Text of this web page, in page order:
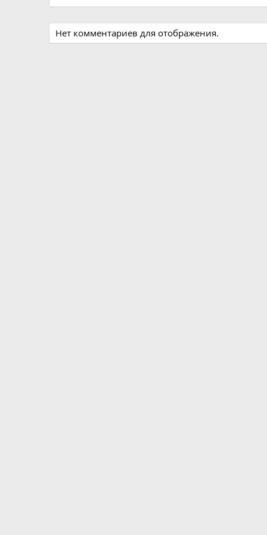
Нет комментариев для отображения.